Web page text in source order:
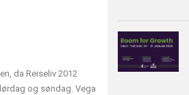
da Reiseliv 2012
og søndag. Vega